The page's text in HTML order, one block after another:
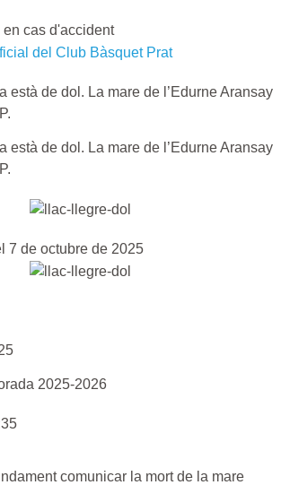
cas d'accident
està de dol. La mare de l’Edurne Aransay
està de dol. La mare de l’Edurne Aransay
7 de octubre de 2025
2025-2026
comunicar la mort de la mare